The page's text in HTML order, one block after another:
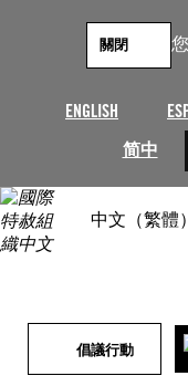
ENGLISH
简中
關閉
中文（繁體）
倡議行動